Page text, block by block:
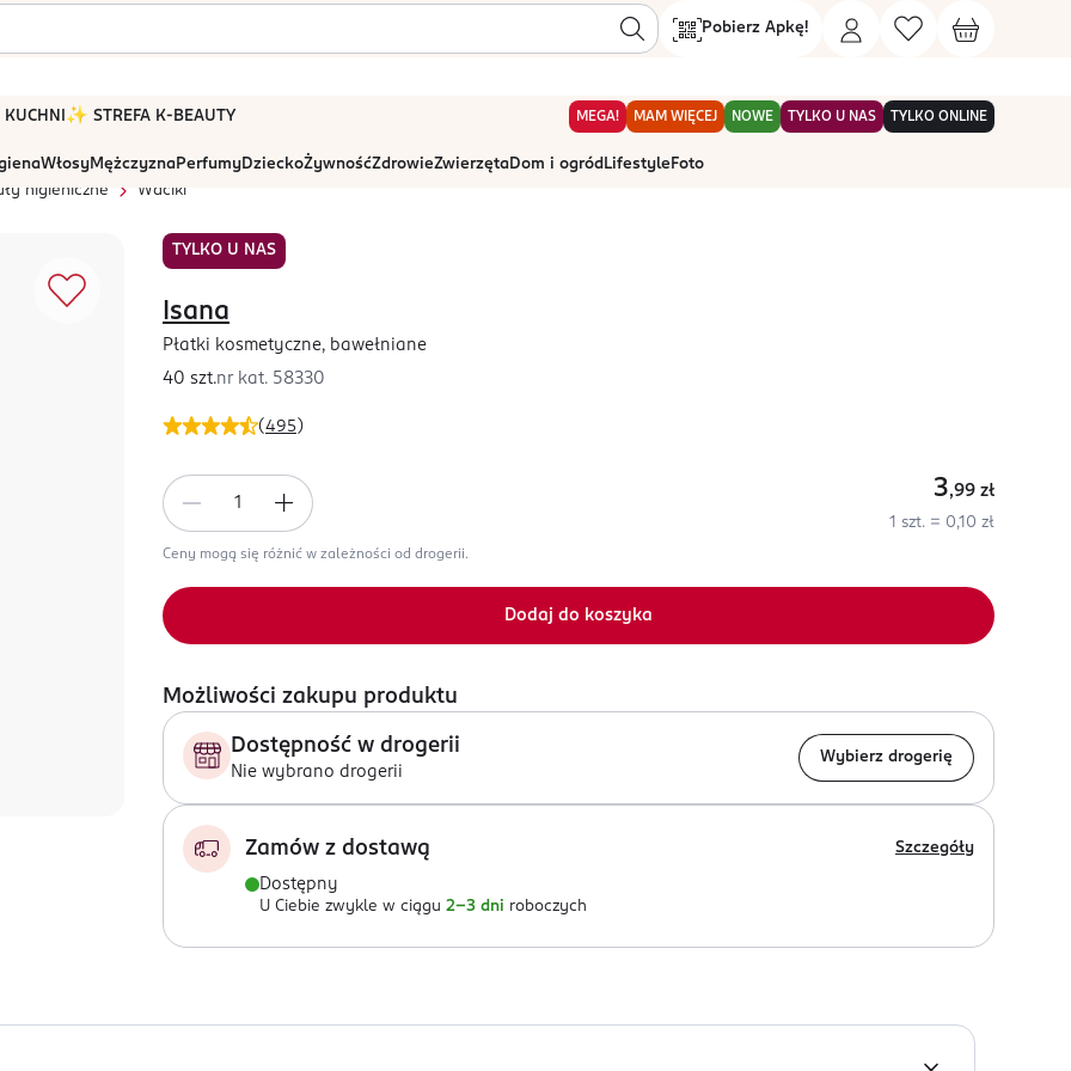
Pobierz Apkę!
KUCHNI ✨ STREFA K-BEAUTY MEGA! MAM WIĘCEJ NOWE TYLKO U NAS TYLKO ONLINE
WłosyMężczyznaPerfumyDzieckoŻywnośćZdrowieZwierzętaDom i ogród Lifestyle Foto
higieniczne
Waciki
TYLKO U NAS
(495 )
Isana
Płatki kosmetyczne, bawełniane
40 szt.nr kat. 58330
3,99 zł
1 szt. = 0,10 zł
Ceny mogą się różnić w zależności od drogerii.
Dodaj do koszyka
Możliwości zakupu produktu
Dostępność w drogerii
Nie wybrano drogerii
Wybierz drogerię
Zamów z dostawą Szczegóły
Dostępny
U Ciebie zwykle w ciągu 2-3 dni roboczych